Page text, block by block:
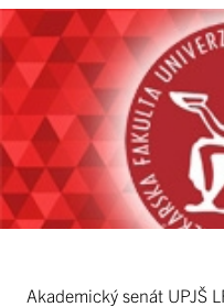
Akademický senát UPJŠ